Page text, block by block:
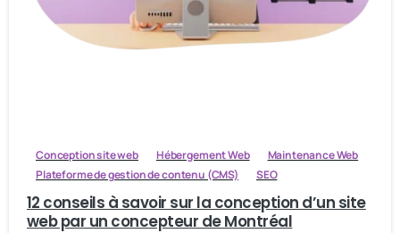
Conception site web Hébergement Web
Maintenance Web
Plateforme de gestion de contenu (CMS)
SEO
12 conseils à savoir sur la conception d’un site
web par un concepteur de Montréal